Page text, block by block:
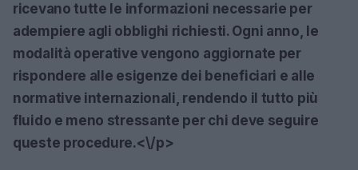
ricevano tutte le informazioni necessarie per
adempiere agli obblighi richiesti. Ogni anno, le
modalità operative vengono aggiornate per
rispondere alle esigenze dei beneficiari e alle
normative internazionali, rendendo il tutto più
fluido e meno stressante per chi deve seguire
queste procedure.<\/p>